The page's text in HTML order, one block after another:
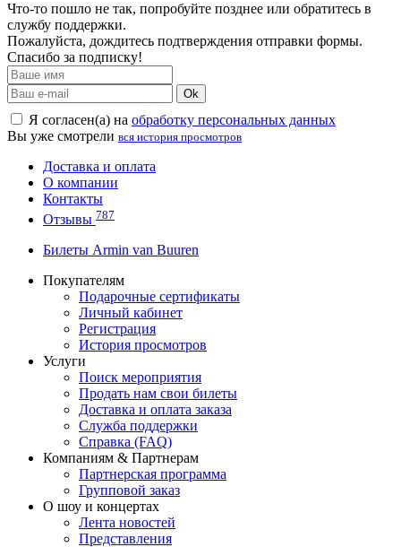
Что-то пошло не так, попробуйте позднее или обратитесь в
службу поддержки.
Пожалуйста, дождитесь подтверждения отправки формы.
Спасибо за подписку!
Ok
Я согласен(а) на обработку персональных данных
Вы уже смотрели вся история просмотров
Доставка и оплата
О компании
Контакты
Отзывы 787
Билеты Armin van Buuren
Покупателям
Подарочные сертификаты
Личный кабинет
Регистрация
История просмотров
Услуги
Поиск мероприятия
Продать нам свои билеты
Доставка и оплата заказа
Служба поддержки
Справка (FAQ)
Компаниям & Партнерам
Партнерская программа
Групповой заказ
О шоу и концертах
Лента новостей
Представления